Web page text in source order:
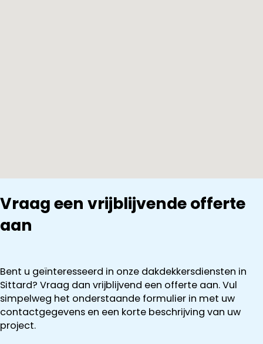
Vraag een vrijblijvende offerte
aan
Bent u geïnteresseerd in onze dakdekkersdiensten in
Sittard? Vraag dan vrijblijvend een offerte aan. Vul
simpelweg het onderstaande formulier in met uw
contactgegevens en een korte beschrijving van uw
project.